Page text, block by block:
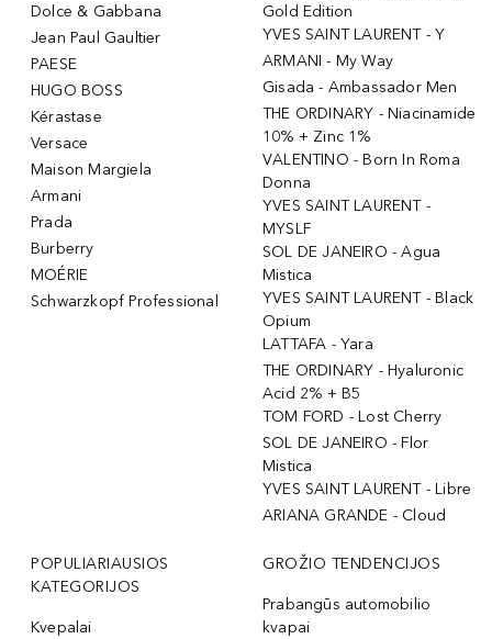
Dolce & Gabbana
Jean Paul Gaultier
PAESE
HUGO BOSS
Kérastase
Versace
Maison Margiela
Armani
Prada
Burberry
MOÉRIE
Schwarzkopf Professional
Gold Edition
YVES SAINT LAURENT - Y
ARMANI - My Way
Gisada - Ambassador Men
THE ORDINARY - Niacinamide
10% + Zinc 1%
VALENTINO - Born In Roma
Donna
YVES SAINT LAURENT -
MYSLF
SOL DE JANEIRO - Agua
Mistica
YVES SAINT LAURENT - Black
Opium
LATTAFA - Yara
THE ORDINARY - Hyaluronic
Acid 2% + B5
TOM FORD - Lost Cherry
SOL DE JANEIRO - Flor
Mistica
YVES SAINT LAURENT - Libre
ARIANA GRANDE - Cloud
POPULIARIAUSIOS
KATEGORIJOS
Kvepalai
GROŽIO TENDENCIJOS
Prabangūs automobilio
kvapai